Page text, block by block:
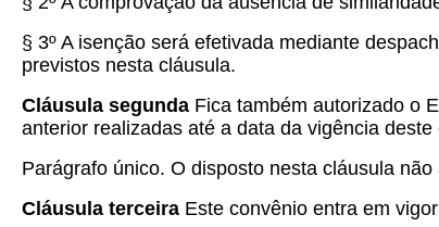
§ 3º A isenção será efetivada mediante
previstos nesta cláusula.
Cláusula segunda Fica também autorizado o
anterior realizadas até a data da vigência deste
Parágrafo único. O disposto nesta cláusula
Cláusula terceira Este convênio entra em